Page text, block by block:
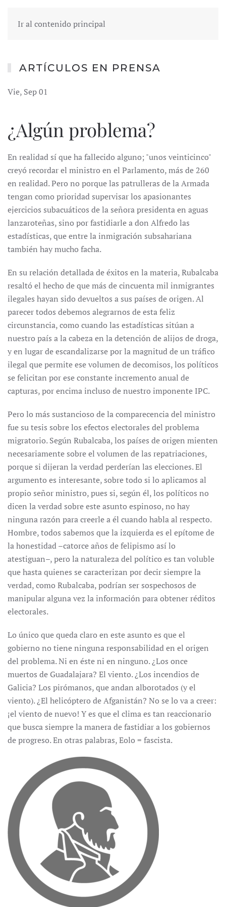
Ir al contenido principal
ARTÍCULOS EN PRENSA
Vie, Sep 01
¿Algún problema?
En realidad sí que ha fallecido alguno; "unos veinticinco"
creyó recordar el ministro en el Parlamento, más de 260
en realidad. Pero no porque las patrulleras de la Armada
tengan como prioridad supervisar los apasionantes
ejercicios subacuáticos de la señora presidenta en aguas
lanzaroteñas, sino por fastidiarle a don Alfredo las
estadísticas, que entre la inmigración subsahariana
también hay mucho facha.
En su relación detallada de éxitos en la materia, Rubalcaba
resaltó el hecho de que más de cincuenta mil inmigrantes
ilegales hayan sido devueltos a sus países de origen. Al
parecer todos debemos alegrarnos de esta feliz
circunstancia, como cuando las estadísticas sitúan a
nuestro país a la cabeza en la detención de alijos de droga,
y en lugar de escandalizarse por la magnitud de un tráfico
ilegal que permite ese volumen de decomisos, los políticos
se felicitan por ese constante incremento anual de
capturas, por encima incluso de nuestro imponente IPC.
Pero lo más sustancioso de la comparecencia del ministro
fue su tesis sobre los efectos electorales del problema
migratorio. Según Rubalcaba, los países de origen mienten
necesariamente sobre el volumen de las repatriaciones,
porque si dijeran la verdad perderían las elecciones. El
argumento es interesante, sobre todo si lo aplicamos al
propio señor ministro, pues si, según él, los políticos no
dicen la verdad sobre este asunto espinoso, no hay
ninguna razón para creerle a él cuando habla al respecto.
Hombre, todos sabemos que la izquierda es el epítome de
la honestidad –catorce años de felipismo así lo
atestiguan–, pero la naturaleza del político es tan voluble
que hasta quienes se caracterizan por decir siempre la
verdad, como Rubalcaba, podrían ser sospechosos de
manipular alguna vez la información para obtener réditos
electorales.
Lo único que queda claro en este asunto es que el
gobierno no tiene ninguna responsabilidad en el origen
del problema. Ni en éste ni en ninguno. ¿Los once
muertos de Guadalajara? El viento. ¿Los incendios de
Galicia? Los pirómanos, que andan alborotados (y el
viento). ¿El helicóptero de Afganistán? No se lo va a creer:
¡el viento de nuevo! Y es que el clima es tan reaccionario
que busca siempre la manera de fastidiar a los gobiernos
de progreso. En otras palabras, Eolo = fascista.